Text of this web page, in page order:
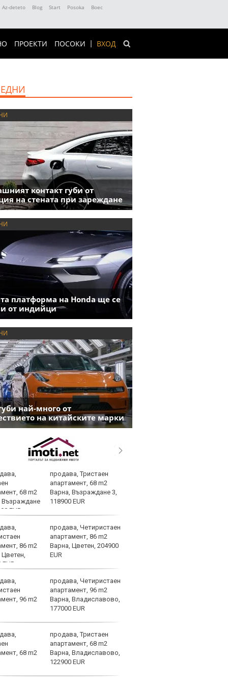
Az-deteto Blog Start Posoka
Boec
ВХОД
ПРОЕКТИ ПОСОКИ
контакт губи от
на стената при зареждане
платформа на Honda ще се
от индийци
най-много от
на китайските марки
продава, Тристаен
апартамент, 68 m2
Варна, Възраждане 3,
118900 EUR
продава, Четиристаен
апартамент, 86 m2
Варна, Цветен, 204900
EUR
продава, Четиристаен
апартамент, 96 m2
Варна, Владиславово,
177000 EUR
продава, Тристаен
апартамент, 68 m2
Варна, Владиславово,
122900 EUR